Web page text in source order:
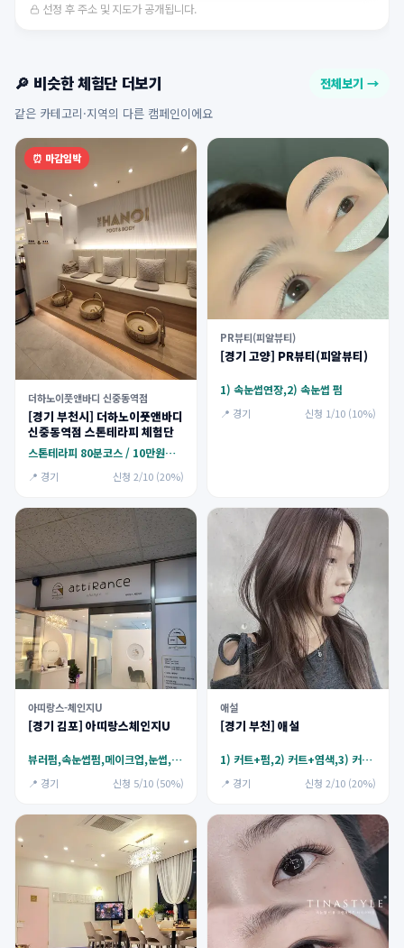
선정 후 주소 및 지도가 공개됩니다.
🔎 비슷한 체험단 더보기 전체보기 →
같은 카테고리·지역의 다른 캠페인이에요
⏰ 마감임박
더하노이풋앤바디 신중동역점
[경기 부천시] 더하노이풋앤바디
신중동역점 스톤테라피 체험단
스톤테라피 80분코스 / 10만원지원
📍 경기 신청 2/10 (20%)
PR뷰티(피알뷰티)
[경기 고양] PR뷰티(피알뷰티)
1) 속눈썹연장,2) 속눈썹 펌
📍 경기 신청 1/10 (10%)
아띠랑스-체인지U
[경기 김포] 아띠랑스체인지U
뷰러펌,속눈썹펌,메이크업,눈썹,아이라인
📍 경기 신청 5/10 (50%)
애설
[경기 부천] 애설
1) 커트+펌,2) 커트+염색,3) 커트+케어
📍 경기 신청 2/10 (20%)